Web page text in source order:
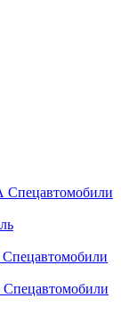
Спецавтомобили
Спецавтомобили
Спецавтомобили